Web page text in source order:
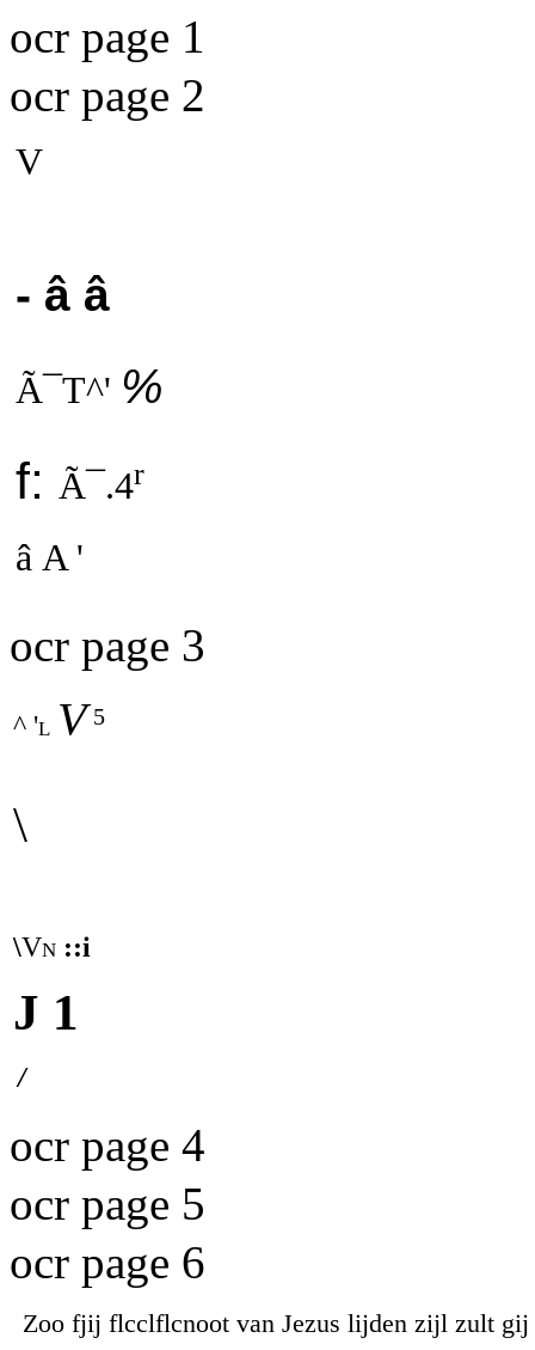
ocr page 1
ocr page 2
V
- â â
Ã¯T^' %
f: Ã¯.4r
â A '
ocr page 3
^ 'l V 5
\
\Vn::i
J 1
/
ocr page 4
ocr page 5
ocr page 6
Zoo fjij flcclflcnoot van Jezus lijden zijl zult